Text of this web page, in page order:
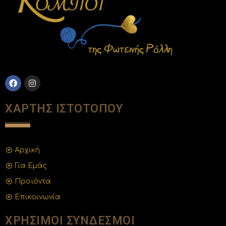
ΧΑΡΤΗΣ ΙΣΤΟΤΟΠΟΥ
Αρχική
Για Εμάς
Προϊόντα
Επικοινωνία
ΧΡΗΣΙΜΟΙ ΣΥΝΔΕΣΜΟΙ